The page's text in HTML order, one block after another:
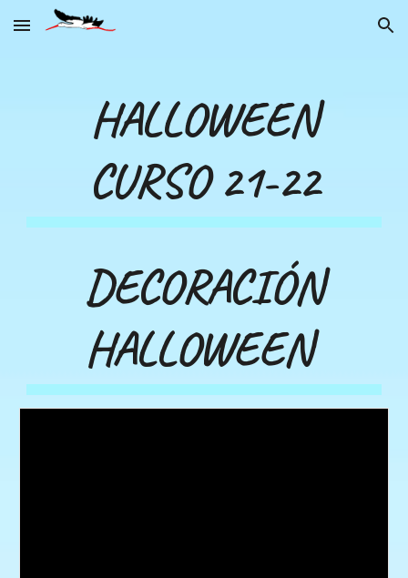
Skip to main content Skip to navigation
HALLOWEEN
CURSO 21-22
DECORACIÓN
HALLOWEEN